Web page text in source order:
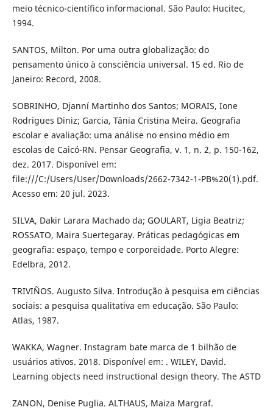
meio técnico-científico informacional. São Paulo: Hucitec,
1994.
SANTOS, Milton. Por uma outra globalização: do
pensamento único à consciência universal. 15 ed. Rio de
Janeiro: Record, 2008.
SOBRINHO, Djanní Martinho dos Santos; MORAIS, Ione
Rodrigues Diniz; Garcia, Tânia Cristina Meira. Geografia
escolar e avaliação: uma análise no ensino médio em
escolas de Caicó-RN. Pensar Geografia, v. 1, n. 2, p. 150-162,
dez. 2017. Disponível em:
file:///C:/Users/User/Downloads/2662-7342-1-PB%20(1).pdf.
Acesso em: 20 jul. 2023.
SILVA, Dakir Larara Machado da; GOULART, Ligia Beatriz;
ROSSATO, Maira Suertegaray. Práticas pedagógicas em
geografia: espaço, tempo e corporeidade. Porto Alegre:
Edelbra, 2012.
TRIVIÑOS. Augusto Silva. Introdução à pesquisa em ciências
sociais: a pesquisa qualitativa em educação. São Paulo:
Atlas, 1987.
WAKKA, Wagner. Instagram bate marca de 1 bilhão de
usuários ativos. 2018. Disponível em: . WILEY, David.
Learning objects need instructional design theory. The ASTD
ZANON, Denise Puglia. ALTHAUS, Maiza Margraf.